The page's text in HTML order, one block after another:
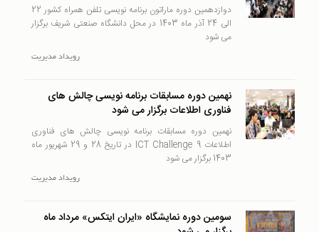
دوازدهمین دوره ماراتون برنامه نویسی تلفن همراه کشور 22
الی 24 آذر ماه 1403 در محل دانشگاه صنعتی شریف برگزار
می شود
رويدادمدیریت
نهمین دوره مسابقات برنامه نویسی چالش های
فناوری اطلاعات برگزار می شود
نهمین دوره مسابقات برنامه نویسی چالش های فناوری
اطلاعات ICT Challenge 9 در تاریخ 28 و 29 شهریور ماه
1403 برگزار می شود
رويدادمدیریت
سومین دوره نمایشگاه «ایران ایتکس» مرداد ماه